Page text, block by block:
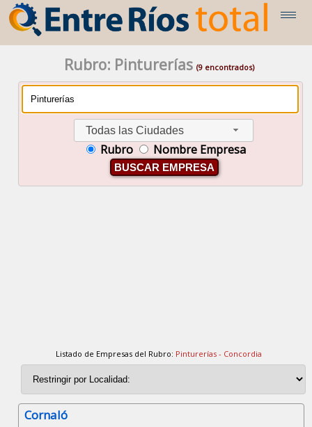
Rubro: Pinturerías (9 encontrados)
Todas las Ciudades
Rubro Nombre Empresa
BUSCAR EMPRESA
Listado de Empresas del Rubro: Pinturerías - Concordia
Cornaló